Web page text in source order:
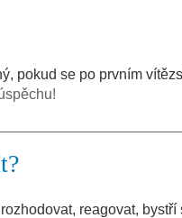
pokud se po prvním
reagovat,